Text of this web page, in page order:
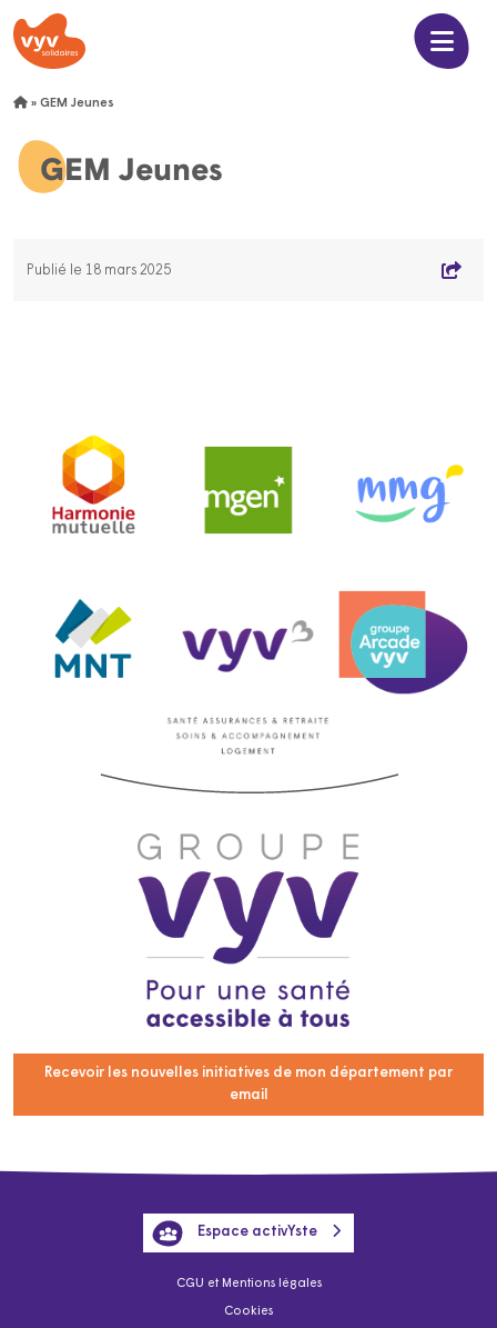
» GEM Jeunes
GEM Jeunes
Publié le 18 mars 2025
Recevoir les nouvelles initiatives de mon département par
email
CGU et Mentions légales
Cookies
Espace activYste